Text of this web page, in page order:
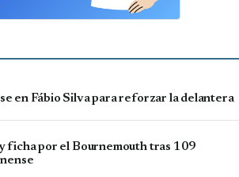
en Fábio Silva para reforzar la delantera
ficha por el Bournemouth tras 109